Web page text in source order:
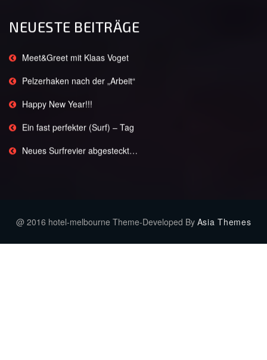
NEUESTE BEITRÄGE
Meet&Greet mit Klaas Voget
Pelzerhaken nach der „Arbeit“
Happy New Year!!!
Ein fast perfekter (Surf) – Tag
Neues Surfrevier abgesteckt…
@ 2016 hotel-melbourne Theme-Developed By Asia Themes